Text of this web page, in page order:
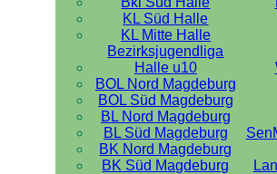
KL Süd Halle
KL Mitte Halle
Bezirksjugendliga
Halle u10
BOL Nord Magdeburg
BOL Süd Magdeburg
BL Nord Magdeburg
BL Süd Magdeburg
BK Nord Magdeburg
BK Süd Magdeburg